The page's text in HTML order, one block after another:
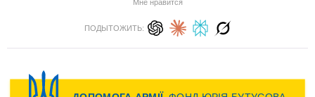
Мне нравится
ПОДЫТОЖИТЬ: